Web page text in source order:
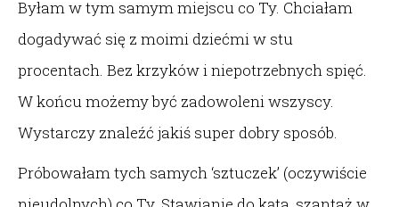
Byłam w tym samym miejscu co Ty. Chciałam
dogadywać się z moimi dziećmi w stu
procentach. Bez krzyków i niepotrzebnych spięć.
W końcu możemy być zadowoleni wszyscy.
Wystarczy znaleźć jakiś super dobry sposób.
Próbowałam tych samych ‘sztuczek’ (oczywiście